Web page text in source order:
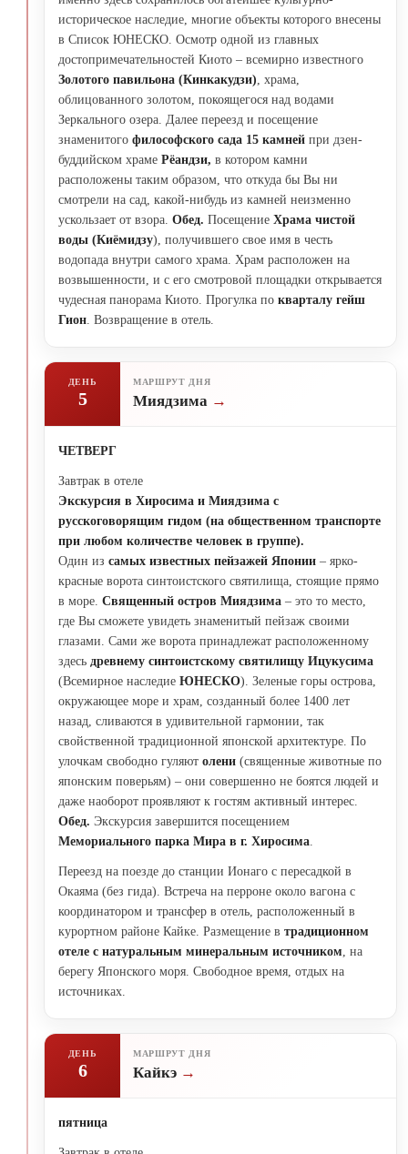
историческое наследие, многие объекты которого внесены
в Список ЮНЕСКО. Осмотр одной из главных
достопримечательностей Киото – всемирно известного
Золотого павильона (Кинкакудзи) , храма,
облицованного золотом, покоящегося над водами
Зеркального озера. Далее переезд и посещение
знаменитого философского сада 15 камней при дзен-
буддийском храме Рёандзи, в котором камни
расположены таким образом, что откуда бы Вы ни
смотрели на сад, какой-нибудь из камней неизменно
ускользает от взора. Обед. Посещение Храма чистой
воды (Киёмидзу), получившего свое имя в честь
водопада внутри самого храма. Храм расположен на
возвышенности, и с его смотровой площадки открывается
чудесная панорама Киото. Прогулка по кварталу гейш
Гион . Возвращение в отель.
ДЕНЬ
5
МАРШРУТ ДНЯ
Миядзима
ЧЕТВЕРГ
Завтрак в отеле
Экскурсия в Хиросима и Миядзима с
русскоговорящим гидом (на общественном транспорте
при любом количестве человек в группе).
Один из самых известных пейзажей Японии – ярко-
красные ворота синтоистского святилища, стоящие прямо
в море. Священный остров Миядзима – это то место,
где Вы сможете увидеть знаменитый пейзаж своими
глазами. Сами же ворота принадлежат расположенному
здесь древнему синтоистскому святилищу Ицукусима
(Всемирное наследие ЮНЕСКО). Зеленые горы острова,
окружающее море и храм, созданный более 1400 лет
назад, сливаются в удивительной гармонии, так
свойственной традиционной японской архитектуре. По
улочкам свободно гуляют олени (священные животные по
японским поверьям) – они совершенно не боятся людей и
даже наоборот проявляют к гостям активный интерес.
Обед. Экскурсия завершится посещением
Мемориального парка Мира в г. Хиросима
Переезд на поезде до станции Ионаго с пересадкой в
Окаяма (без гида). Встреча на перроне около вагона с
координатором и трансфер в отель, расположенный в
курортном районе Кайке. Размещение в традиционном
отеле с натуральным минеральным источником , на
берегу Японского моря. Свободное время, отдых на
источниках.
ДЕНЬ
6
МАРШРУТ ДНЯ
Кайкэ
пятница